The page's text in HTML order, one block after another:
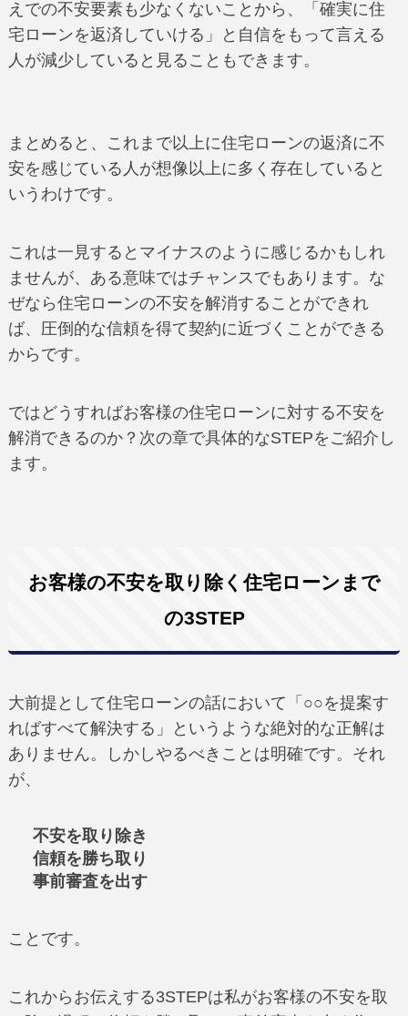
えでの不安要素も少なくないことから、「確実に住
宅ローンを返済していける」と自信をもって言える
人が減少していると見ることもできます。
まとめると、これまで以上に住宅ローンの返済に不
安を感じている人が想像以上に多く存在していると
いうわけです。
これは一見するとマイナスのように感じるかもしれ
ませんが、ある意味ではチャンスでもあります。な
ぜなら住宅ローンの不安を解消することができれ
ば、圧倒的な信頼を得て契約に近づくことができる
からです。
ではどうすればお客様の住宅ローンに対する不安を
解消できるのか？次の章で具体的なSTEPをご紹介し
ます。
お客様の不安を取り除く住宅ローンまで
の3STEP
大前提として住宅ローンの話において「○○を提案す
ればすべて解決する」というような絶対的な正解は
ありません。しかしやるべきことは明確です。それ
が、
不安を取り除き
信頼を勝ち取り
事前審査を出す
ことです。
これからお伝えする3STEPは私がお客様の不安を取